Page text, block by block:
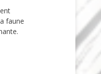
faune